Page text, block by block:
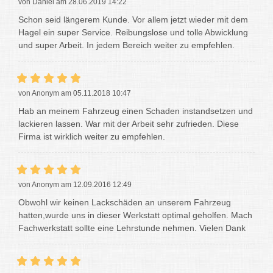
Schon seid längerem Kunde. Vor allem jetzt wieder mit dem
Hagel ein super Service. Reibungslose und tolle Abwicklung
und super Arbeit. In jedem Bereich weiter zu empfehlen.
von Anonym am 05.11.2018 10:47
Hab an meinem Fahrzeug einen Schaden instandsetzen und
lackieren lassen. War mit der Arbeit sehr zufrieden. Diese
Firma ist wirklich weiter zu empfehlen.
von Anonym am 12.09.2016 12:49
Obwohl wir keinen Lackschäden an unserem Fahrzeug
hatten,wurde uns in dieser Werkstatt optimal geholfen. Mach
Fachwerkstatt sollte eine Lehrstunde nehmen. Vielen Dank